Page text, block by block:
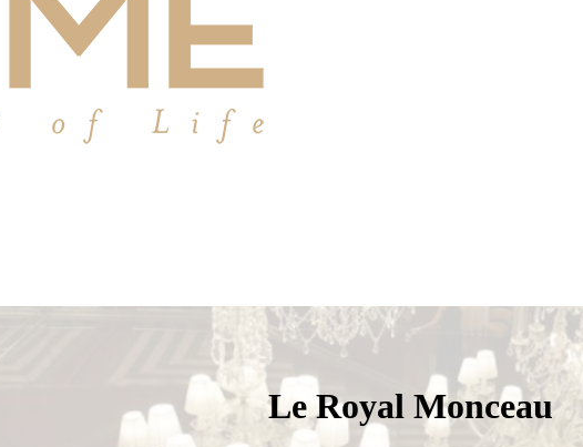
Le Royal Monceau